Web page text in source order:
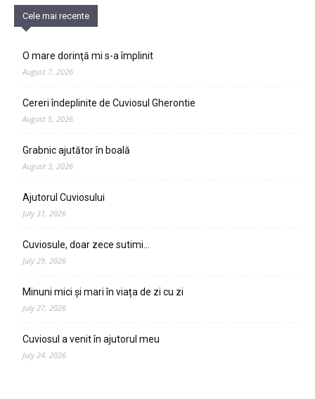
Cele mai recente
O mare dorinţă mi s-a împlinit
August 7, 2026
Cereri îndeplinite de Cuviosul Gherontie
August 5, 2026
Grabnic ajutător în boală
August 3, 2026
Ajutorul Cuviosului
July 31, 2026
Cuviosule, doar zece sutimi…
July 29, 2026
Minuni mici și mari în viața de zi cu zi
July 27, 2026
Cuviosul a venit în ajutorul meu
July 24, 2026